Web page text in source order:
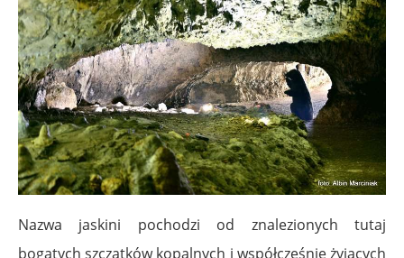
Nazwa jaskini pochodzi od znalezionych tutaj
bogatych szczątków kopalnych i współcześnie żyjących